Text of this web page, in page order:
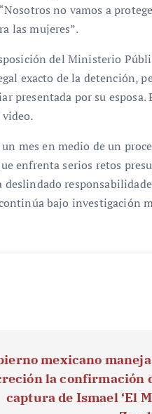
no vamos a
las mujeres”.
del Ministerio
exacto de la detención,
presentada por su esposa.
mes en medio de un
enfrenta serios retos
deslindado
bajo investigación
mexicano
la confirmación
captura de Ismael ‘El